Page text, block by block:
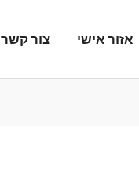
אזור אישי צור קשר